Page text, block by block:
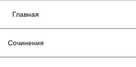
Главная
Сочинения